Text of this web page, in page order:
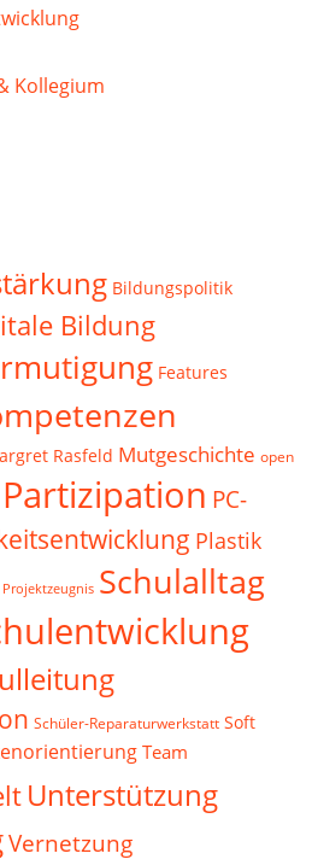
Kollegium
Bildungspolitik
Bildung
Features
Rasfeld Mutgeschichte open
Partizipation PC-
Plastik
Projektzeugnis Schulalltag
Schüler-Reparaturwerkstatt Soft
Team
Unterstützung
Vernetzung